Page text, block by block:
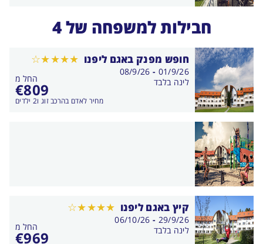
חבילות למשפחה של 4
חופש מפנק באגם ליפנו
החל מ
€809
מחיר לאדם בהרכב זוג ו2 ילדים
בין
התאריכים,
01/9/26
-
08/9/26
לינה בלבד
קיץ באגם ליפנו
החל מ
€969
בין
התאריכים,
29/9/26
-
06/10/26
לינה בלבד